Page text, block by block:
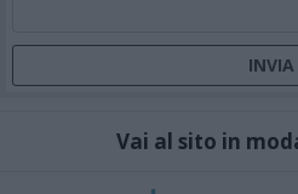
Vai al sito in